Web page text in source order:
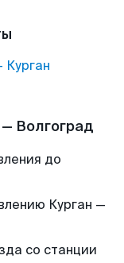
Курган
Волгоград
до
Курган —
со станции